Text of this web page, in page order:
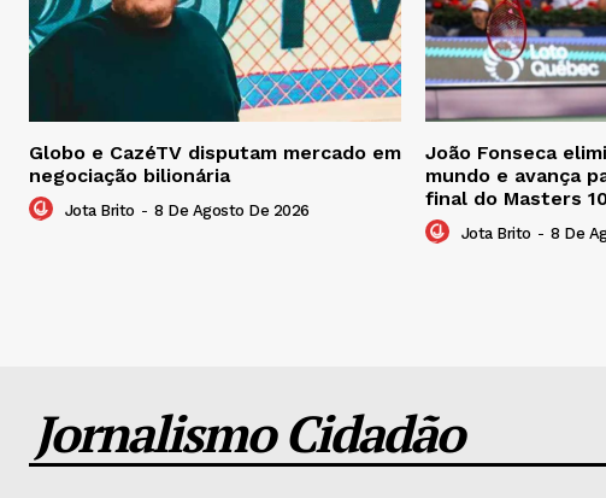
Globo e CazéTV disputam mercado em
negociação bilionária
Jota Brito - 8 De Agosto De 2026
João Fonseca
mundo e avança
final do Masters
Jota Brito - 8 De
Jornalismo Cidadão